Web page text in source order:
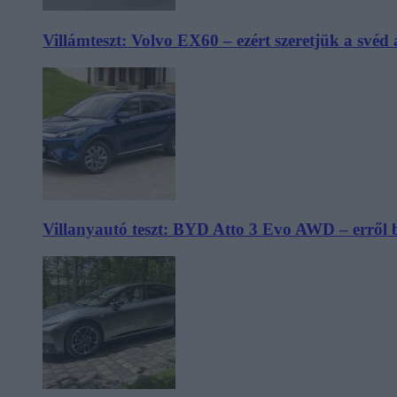
Villámteszt: Volvo EX60 – ezért szeretjük a svéd
Villanyautó teszt: BYD Atto 3 Evo AWD – erről